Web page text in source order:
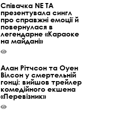
Співачка NE TA
презентувала сингл
про справжні емоції й
повернулася в
легендарне «Караоке
на майдані»
Алан Рітчсон та Оуен
Вілсон у смертельній
гонці: вийшов трейлер
комедійного екшена
«Перевізник»